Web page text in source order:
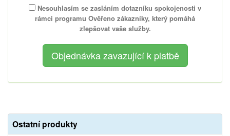
Nesouhlasím se zasláním dotazníku spokojenosti v
rámci programu Ověřeno zákazníky, který pomáhá
zlepšovat vaše služby.
Ostatní produkty